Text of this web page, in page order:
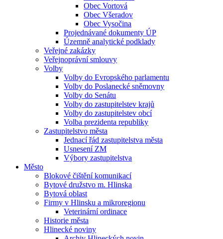
Obec Vortová
Obec Všeradov
Obec Vysočina
Projednávané dokumenty ÚP
Územně analytické podklady
Veřejné zakázky
Veřejnoprávní smlouvy
Volby
Volby do Evropského parlamentu
Volby do Poslanecké sněmovny
Volby do Senátu
Volby do zastupitelstev krajů
Volby do zastupitelstev obcí
Volba prezidenta republiky
Zastupitelstvo města
Jednací řád zastupitelstva města
Usnesení ZM
Výbory zastupitelstva
Město
Blokové čištění komunikací
Bytové družstvo m. Hlinska
Bytová oblast
Firmy v Hlinsku a mikroregionu
Veterinární ordinace
Historie města
Hlinecké noviny